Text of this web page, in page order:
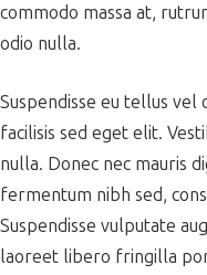
commodo massa at,
odio nulla.
Suspendisse eu tellus
facilisis sed eget elit.
nulla. Donec nec mauris
fermentum nibh sed,
Suspendisse vulputate
laoreet libero fringilla